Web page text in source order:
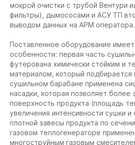
мокрой очистки с трубой Вентури
фильтры), дымососами и АСУ ТП
выводом данных на АРМ оператора.
Поставленное оборудование
особенности: первая часть
футерована химически стойким и
материалом, который подбирается
сушильном барабане применена
насадки, которая позволяет более
поверхность продукта (площадь
увеличения интенсивности сушки и
плотной завесы продукта по
газовом теплогенераторе
многоструйным газовым